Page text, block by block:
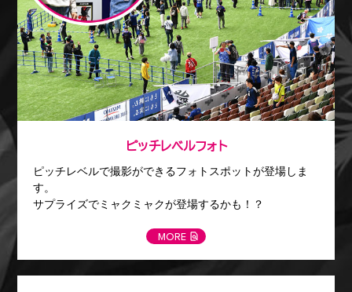
ピッチレベルフォト
ピッチレベルで撮影ができるフォトスポットが登場しま
す。
サプライズでミャクミャクが登場するかも！？
MORE